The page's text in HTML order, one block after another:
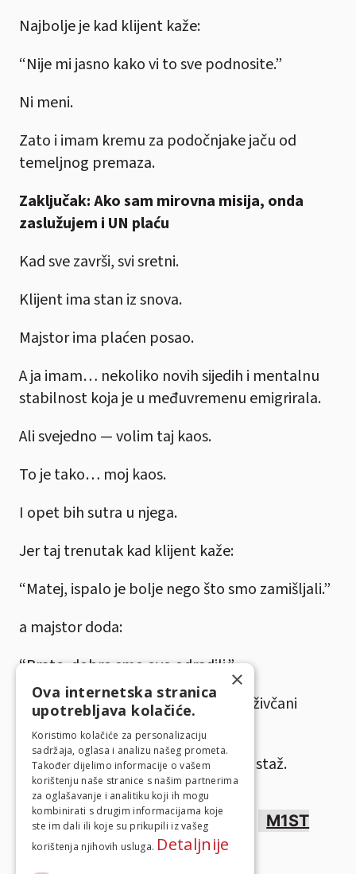
Najbolje je kad klijent kaže:
“Nije mi jasno kako vi to sve podnosite.”
Ni meni.
Zato i imam kremu za podočnjake jaču od
temeljnog premaza.
Zaključak: Ako sam mirovna misija, onda
zaslužujem i UN plaću
Kad sve završi, svi sretni.
Klijent ima stan iz snova.
Majstor ima plaćen posao.
A ja imam… nekoliko novih sijedih i mentalnu
stabilnost koja je u međuvremenu emigrirala.
Ali svejedno — volim taj kaos.
To je tako… moj kaos.
I opet bih sutra u njega.
Jer taj trenutak kad klijent kaže:
“Matej, ispalo je bolje nego što smo zamišljali.”
a majstor doda:
“Brate, dobro smo ovo odradili.”
tada znaš da je cijeli rat, pregovori, živčani
sustav i logistika vrijedila.
Samo da mi UN jednog dana prizna staž.
Oznake
Ideja doma , kolumna
M1ST
design
, Matej Kušević
×
Ova internetska stranica
upotrebljava kolačiće.
Koristimo kolačiće za personalizaciju
sadržaja, oglasa i analizu našeg prometa.
Također dijelimo informacije o vašem
korištenju naše stranice s našim partnerima
za oglašavanje i analitiku koji ih mogu
kombinirati s drugim informacijama koje
ste im dali ili koje su prikupili iz vašeg
korištenja njihovih usluga. Detaljnije